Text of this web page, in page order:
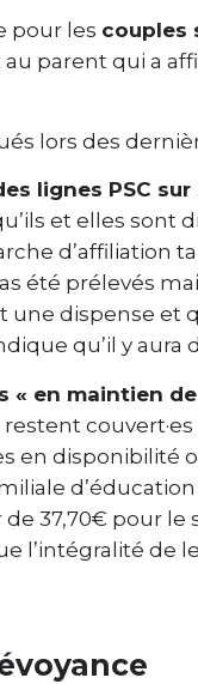
pour les couples
parent qui a
lors des
lignes PSC
et elles sont
d’affiliation
été prélevés
une dispense et
qu’il y aura
« en maintien
couvert·es
en disponibilité
37,70€ pour le
l’intégralité